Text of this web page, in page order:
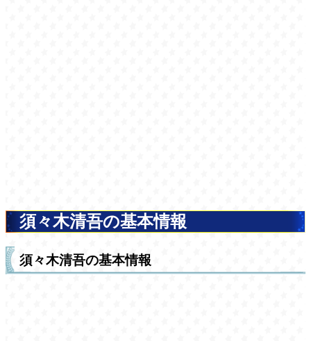
須々木清吾の基本情報
須々木清吾の基本情報